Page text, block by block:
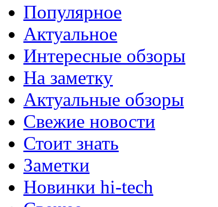
Популярное
Актуальное
Интересные обзоры
На заметку
Актуальные обзоры
Свежие новости
Стоит знать
Заметки
Новинки hi-tech